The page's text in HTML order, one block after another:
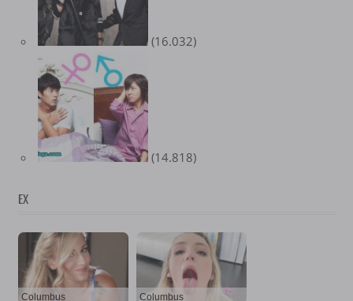
(16.032)
(14.818)
EX